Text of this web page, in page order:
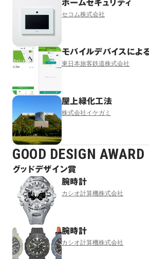
ホームセキュリティ
セコム株式会社
モバイルデバイスによ
東日本旅客鉄道株式会社
屋上緑化工法
株式会社イケガミ
GOOD DESIGN AWARD
グッドデザイン賞
腕時計
カシオ計算機株式会社
腕時計
カシオ計算機株式会社